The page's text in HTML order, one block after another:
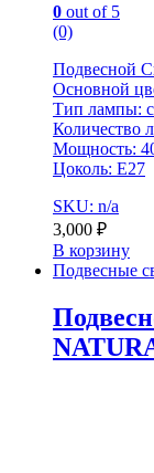
0 out of 5
(0)
Подвесной
Основной
Тип лампы:
Количество
Мощность:
Цоколь: E27
SKU: n/a
3,000 ₽
В корзину
Подвесные